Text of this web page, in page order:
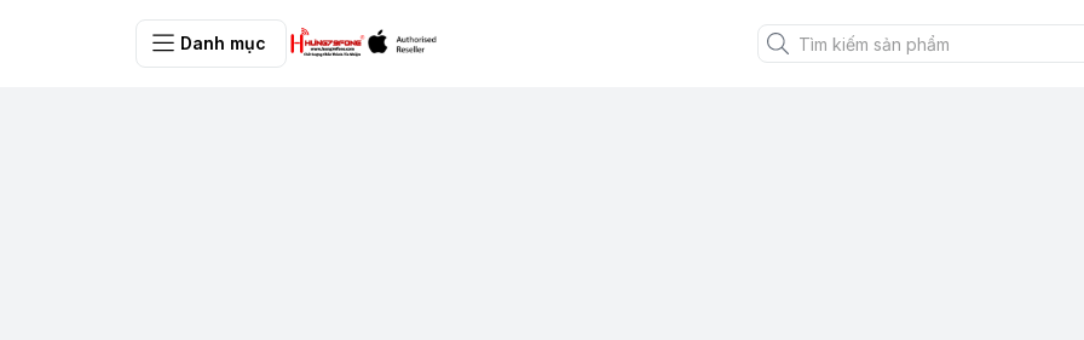
Danh mục